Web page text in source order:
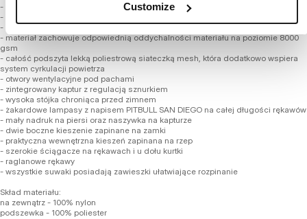
Customize
- klasyczny uniwersalny fason
- wykonana z wysokiej jakości tkaniny nylonowej z membraną 8000 mmHg
- kurtka jest wiatroszczelna i wodoodporna z hydrofobową powłoką DWR level 4
- materiał zachowuje odpowiednią oddychalności materiału na poziomie 8000
gsm
- całość podszyta lekką poliestrową siateczką mesh, która dodatkowo wspiera
system cyrkulacji powietrza
- otwory wentylacyjne pod pachami
- zintegrowany kaptur z regulacją sznurkiem
- wysoka stójka chroniąca przed zimnem
- żakardowe lampasy z napisem PITBULL SAN DIEGO na całej długości rękawów
- mały nadruk na piersi oraz naszywka na kapturze
- dwie boczne kieszenie zapinane na zamki
- praktyczna wewnętrzna kieszeń zapinana na rzep
- szerokie ściągacze na rękawach i u dołu kurtki
- raglanowe rękawy
- wszystkie suwaki posiadają zawieszki ułatwiające rozpinanie
Skład materiału:
na zewnątrz - 100% nylon
podszewka - 100% poliester